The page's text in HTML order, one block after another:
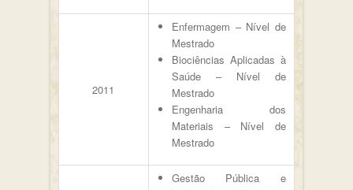
2011
Enfermagem – Nível de
Mestrado
Biociências Aplicadas à
Saúde – Nível de
Mestrado
Engenharia dos
Materiais – Nível de
Mestrado
Gestão Pública e